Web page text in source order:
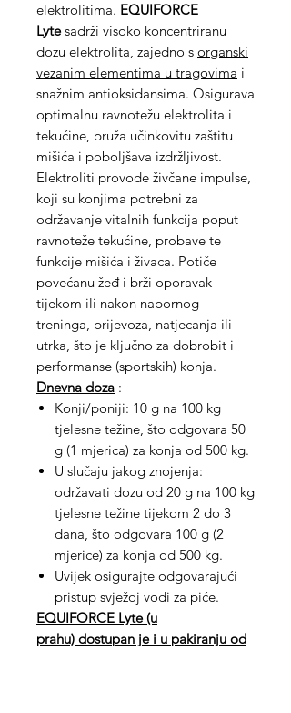
elektrolitima. EQUIFORCE
Lytesadrži visoko koncentriranu
dozu elektrolita, zajedno s organski
vezanim elementima u tragovima i
snažnim antioksidansima. Osigurava
optimalnu ravnotežu elektrolita i
tekućine, pruža učinkovitu zaštitu
mišića i poboljšava izdržljivost.
Elektroliti provode živčane impulse,
koji su konjima potrebni za
održavanje vitalnih funkcija poput
ravnoteže tekućine, probave te
funkcije mišića i živaca. Potiče
povećanu žeđ i brži oporavak
tijekom ili nakon napornog
treninga, prijevoza, natjecanja ili
utrka, što je ključno za dobrobit i
performanse (sportskih) konja.
Dnevna doza :
Konji/poniji: 10 g na 100 kg
tjelesne težine, što odgovara 50
g (1 mjerica) za konja od 500 kg.
U slučaju jakog znojenja:
održavati dozu od 20 g na 100 kg
tjelesne težine tijekom 2 do 3
dana, što odgovara 100 g (2
mjerice) za konja od 500 kg.
Uvijek osigurajte odgovarajući
pristup svježoj vodi za piće.
EQUIFORCE Lyte (u
prahu) dostupan je i u pakiranju od